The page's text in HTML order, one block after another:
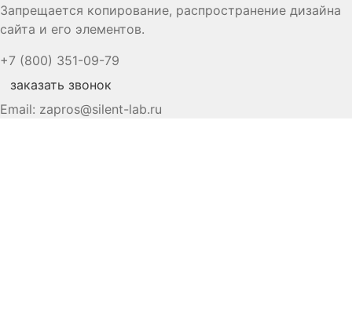
Запрещается копирование, распространение дизайна
сайта и его элементов.
+7 (800) 351-09-79
заказать звонок
Email: zapros@silent-lab.ru